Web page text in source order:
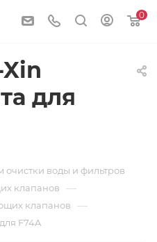
0
для
воды и фильтров
клапанов —
клапанов —
F74A